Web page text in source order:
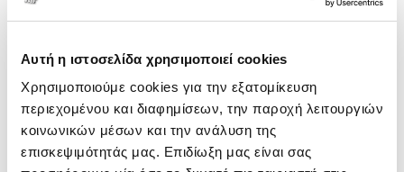
Αυτή η ιστοσελίδα χρησιμοποιεί cookies
Χρησιμοποιούμε cookies για την εξατομίκευση
περιεχομένου και διαφημίσεων, την παροχή λειτουργιών
κοινωνικών μέσων και την ανάλυση της
επισκεψιμότητάς μας. Επιδίωξη μας είναι σας
(0)
Από μια καρδιά στην άλλη
VANAGA AGNES
Κωδ. Πολιτείας:9300-0021